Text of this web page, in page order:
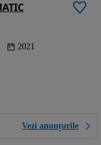
2021
Vezi anunțurile